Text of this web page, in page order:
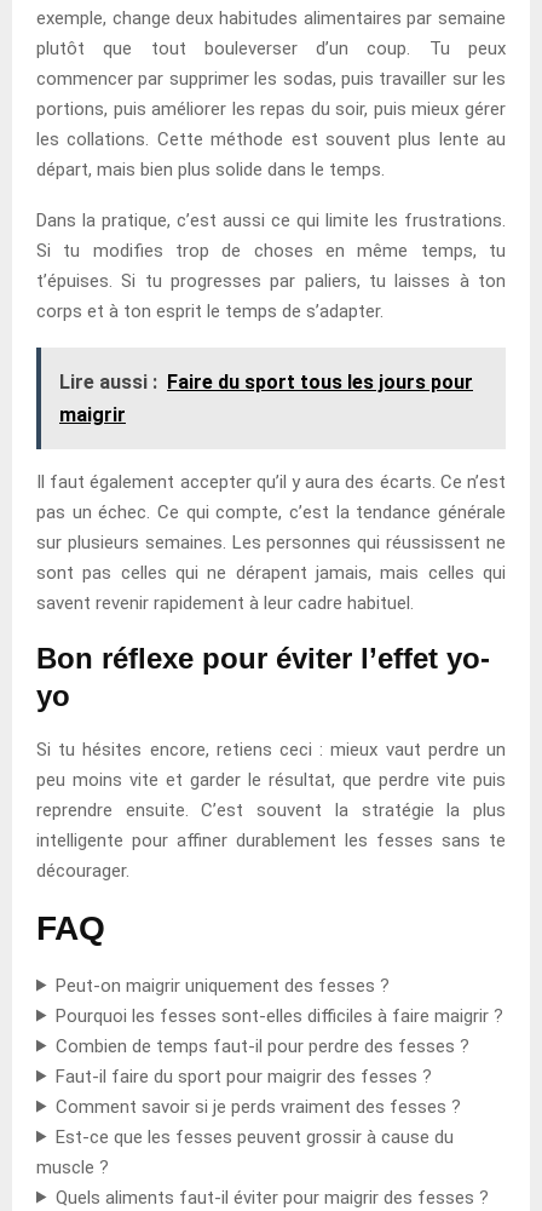
exemple, change deux habitudes alimentaires par semaine
plutôt que tout bouleverser d’un coup. Tu peux
commencer par supprimer les sodas, puis travailler sur les
portions, puis améliorer les repas du soir, puis mieux gérer
les collations. Cette méthode est souvent plus lente au
départ, mais bien plus solide dans le temps.
Dans la pratique, c’est aussi ce qui limite les frustrations.
Si tu modifies trop de choses en même temps, tu
t’épuises. Si tu progresses par paliers, tu laisses à ton
corps et à ton esprit le temps de s’adapter.
Lire aussi : Faire du sport tous les jours pour
maigrir
Il faut également accepter qu’il y aura des écarts. Ce n’est
pas un échec. Ce qui compte, c’est la tendance générale
sur plusieurs semaines. Les personnes qui réussissent ne
sont pas celles qui ne dérapent jamais, mais celles qui
savent revenir rapidement à leur cadre habituel.
Bon réflexe pour éviter l’effet yo-
yo
Si tu hésites encore, retiens ceci : mieux vaut perdre un
peu moins vite et garder le résultat, que perdre vite puis
reprendre ensuite. C’est souvent la stratégie la plus
intelligente pour affiner durablement les fesses sans te
décourager.
FAQ
Peut-on maigrir uniquement des fesses ?
Pourquoi les fesses sont-elles difficiles à faire maigrir ?
Combien de temps faut-il pour perdre des fesses ?
Faut-il faire du sport pour maigrir des fesses ?
Comment savoir si je perds vraiment des fesses ?
Est-ce que les fesses peuvent grossir à cause du
muscle ?
Quels aliments faut-il éviter pour maigrir des fesses ?